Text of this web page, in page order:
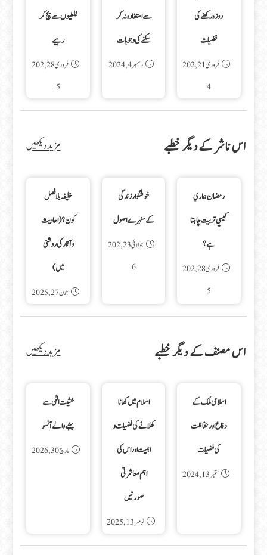
روزہ رکھنے کی
فضیلت
فروری 21, 202
4
سے استفادہ نہ کر
سکنے کی وجوہات
دسمبر 4, 2024
غلطیوں سے بچ کر
رہیے
فروری 28, 202
5
اس ناشر کے دیگر خطبے مزید دیکھیں
رمضان ہماري
کيسي تربيت چاہتا
ہے؟
فروری 28, 202
5
خوشگوار زندگی
کےسنہرے اصول
جولائی 23, 202
6
خلیفہ بلافصل
کون؟(احادیث
وآثار کی روشنی
میں)
جون 27, 2025
اس مصنف کے دیگر خطبے مزید دیکھیں
اسلامی ملک کے
دفاع اورحفاظت
کی فضیلت
ستمبر 13, 2024
اسلام میں کھانا
کھلانے کی فضیلت و
اہمیت اور اس کی
اہم معاشرتی
صورتیں
نومبر 13, 2025
خشیت الہٰی سے
بہنے والے آنسو
مارچ 30, 2026